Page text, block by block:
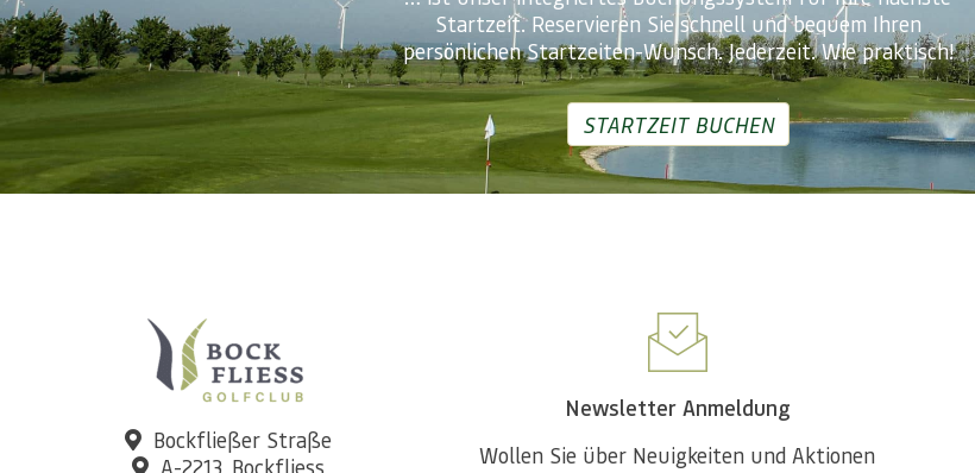
Startzeit. Reservieren Sie schnell und bequem Ihren
persönlichen Startzeiten-Wunsch. Jederzeit. Wie praktisch!
STARTZEIT BUCHEN
Bockfließer Straße
A-2213, Bockfliess
Newsletter Anmeldung
Wollen Sie über Neuigkeiten und Aktionen